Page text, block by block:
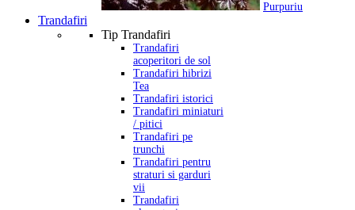
Purpuriu
Trandafiri
Tip Trandafiri
Trandafiri
acoperitori de sol
Trandafiri hibrizi
Tea
Trandafiri istorici
Trandafiri miniaturi
/ pitici
Trandafiri pe
trunchi
Trandafiri pentru
straturi si garduri
vii
Trandafiri